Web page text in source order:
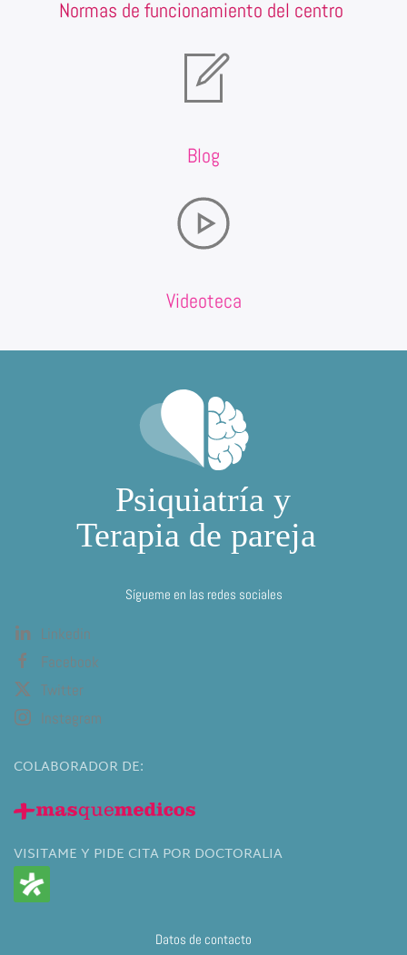
Normas de funcionamiento del centro
Blog
Videoteca
Sígueme en las redes sociales
Linkedin
Facebook
Twitter
Instagram
COLABORADOR DE:
VISITAME Y PIDE CITA POR DOCTORALIA
Datos de contacto